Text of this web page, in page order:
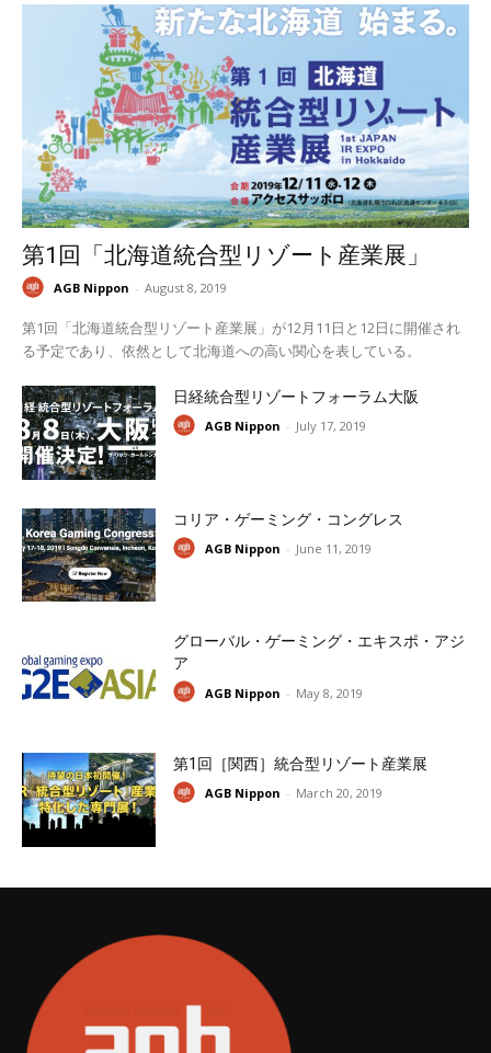
第1回「北海道統合型リゾート産業展」
AGB Nippon - August 8, 2019
第1回「北海道統合型リゾート産業展」が12月11日と12日に開催され
る予定であり、依然として北海道への高い関心を表している。
日経統合型リゾートフォーラム大阪
AGB Nippon - July 17, 2019
コリア・ゲーミング・コングレス
AGB Nippon - June 11, 2019
グローバル・ゲーミング・エキスポ・アジ
ア
AGB Nippon - May 8, 2019
第1回［関西］統合型リゾート産業展
AGB Nippon - March 20, 2019